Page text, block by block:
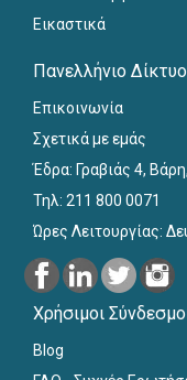
Εικαστικά
Πανελλήνιο
Επικοινωνία
Σχετικά με εμάς
Έδρα: Γραβιάς 4,
Τηλ: 211 800 0071
Ώρες Λειτουργίας:
Χρήσιμοι
Blog